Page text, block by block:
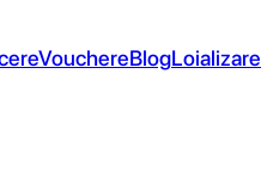
VouchereBlogLoializare